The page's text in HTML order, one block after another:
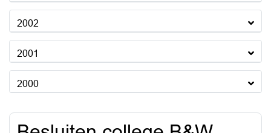
2002
2001
2000